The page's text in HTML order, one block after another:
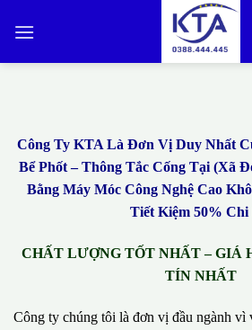
qua
Công Ty KTA Là Đơn Vị Duy Nhất
Bể Phốt – Thông Tắc Cống Tại (Xã
Bằng Máy Móc Công Nghệ Cao
Tiết Kiệm 50% Chi
CHẤT LƯỢNG TỐT NHẤT – GIÁ
TÍN NHẤT
Công ty chúng tôi là đơn vị đầu ngành vì